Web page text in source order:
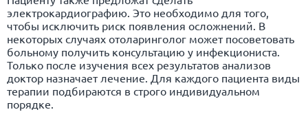
электрокардиографию. Это необходимо для того,
чтобы исключить риск появления осложнений. В
некоторых случаях отоларинголог может посоветовать
больному получить консультацию у инфекциониста.
Только после изучения всех результатов анализов
доктор назначает лечение. Для каждого пациента виды
терапии подбираются в строго индивидуальном
порядке.